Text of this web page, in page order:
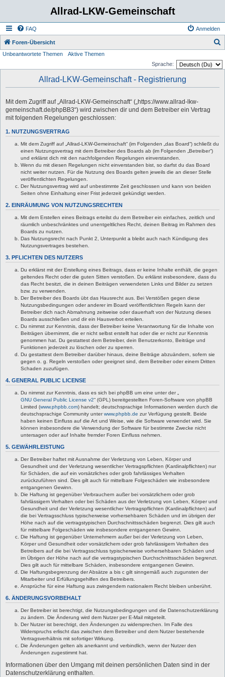
Allrad-LKW-Gemeinschaft
FAQ Anmelden
Foren-Übersicht
Unbeantwortete Themen
Aktive Themen
Sprache:
Allrad-LKW-Gemeinschaft - Registrierung
Mit dem Zugriff auf „Allrad-LKW-Gemeinschaft“ („https://www.allrad-lkw-
gemeinschaft.de/phpBB3“) wird zwischen dir und dem Betreiber ein Vertrag
mit folgenden Regelungen geschlossen:
1. NUTZUNGSVERTRAG
Mit dem Zugriff auf „Allrad-LKW-Gemeinschaft“ (im Folgenden „das Board“) schließt du
einen Nutzungsvertrag mit dem Betreiber des Boards ab (im Folgenden „Betreiber“)
und erklärst dich mit den nachfolgenden Regelungen einverstanden.
Wenn du mit diesen Regelungen nicht einverstanden bist, so darfst du das Board
nicht weiter nutzen. Für die Nutzung des Boards gelten jeweils die an dieser Stelle
veröffentlichten Regelungen.
Der Nutzungsvertrag wird auf unbestimmte Zeit geschlossen und kann von beiden
Seiten ohne Einhaltung einer Frist jederzeit gekündigt werden.
2. EINRÄUMUNG VON NUTZUNGSRECHTEN
Mit dem Erstellen eines Beitrags erteilst du dem Betreiber ein einfaches, zeitlich und
räumlich unbeschränktes und unentgeltliches Recht, deinen Beitrag im Rahmen des
Boards zu nutzen.
Das Nutzungsrecht nach Punkt 2, Unterpunkt a bleibt auch nach Kündigung des
Nutzungsvertrages bestehen.
3. PFLICHTEN DES NUTZERS
Du erklärst mit der Erstellung eines Beitrags, dass er keine Inhalte enthält, die gegen
geltendes Recht oder die guten Sitten verstoßen. Du erklärst insbesondere, dass du
das Recht besitzt, die in deinen Beiträgen verwendeten Links und Bilder zu setzen
bzw. zu verwenden.
Der Betreiber des Boards übt das Hausrecht aus. Bei Verstößen gegen diese
Nutzungsbedingungen oder anderer im Board veröffentlichten Regeln kann der
Betreiber dich nach Abmahnung zeitweise oder dauerhaft von der Nutzung dieses
Boards ausschließen und dir ein Hausverbot erteilen.
Du nimmst zur Kenntnis, dass der Betreiber keine Verantwortung für die Inhalte von
Beiträgen übernimmt, die er nicht selbst erstellt hat oder die er nicht zur Kenntnis
genommen hat. Du gestattest dem Betreiber, dein Benutzerkonto, Beiträge und
Funktionen jederzeit zu löschen oder zu sperren.
Du gestattest dem Betreiber darüber hinaus, deine Beiträge abzuändern, sofern sie
gegen o. g. Regeln verstoßen oder geeignet sind, dem Betreiber oder einem Dritten
Schaden zuzufügen.
4. GENERAL PUBLIC LICENSE
Du nimmst zur Kenntnis, dass es sich bei phpBB um eine unter der „
GNU General Public License v2“ (GPL) bereitgestellten Foren-Software von phpBB
Limited (www.phpbb.com) handelt; deutschsprachige Informationen werden durch die
deutschsprachige Community unterwww.phpbb.de zur Verfügung gestellt. Beide
haben keinen Einfluss auf die Art und Weise, wie die Software verwendet wird. Sie
können insbesondere die Verwendung der Software für bestimmte Zwecke nicht
untersagen oder auf Inhalte fremder Foren Einfluss nehmen.
5. GEWÄHRLEISTUNG
Der Betreiber haftet mit Ausnahme der Verletzung von Leben, Körper und
Gesundheit und der Verletzung wesentlicher Vertragspflichten (Kardinalpflichten) nur
für Schäden, die auf ein vorsätzliches oder grob fahrlässiges Verhalten
zurückzuführen sind. Dies gilt auch für mittelbare Folgeschäden wie insbesondere
entgangenen Gewinn.
Die Haftung ist gegenüber Verbrauchern außer bei vorsätzlichem oder grob
fahrlässigem Verhalten oder bei Schäden aus der Verletzung von Leben, Körper und
Gesundheit und der Verletzung wesentlicher Vertragspflichten (Kardinalpflichten) auf
die bei Vertragsschluss typischerweise vorhersehbaren Schäden und im übrigen der
Höhe nach auf die vertragstypischen Durchschnittsschäden begrenzt. Dies gilt auch
für mittelbare Folgeschäden wie insbesondere entgangenen Gewinn.
Die Haftung ist gegenüber Unternehmern außer bei der Verletzung von Leben,
Körper und Gesundheit oder vorsätzlichem oder grob fahrlässigem Verhalten des
Betreibers auf die bei Vertragsschluss typischerweise vorhersehbaren Schäden und
im Übrigen der Höhe nach auf die vertragstypischen Durchschnittsschäden begrenzt.
Dies gilt auch für mittelbare Schäden, insbesondere entgangenen Gewinn.
Die Haftungsbegrenzung der Absätze a bis c gilt sinngemäß auch zugunsten der
Mitarbeiter und Erfüllungsgehilfen des Betreibers.
Ansprüche für eine Haftung aus zwingendem nationalem Recht bleiben unberührt.
6. ÄNDERUNGSVORBEHALT
Der Betreiber ist berechtigt, die Nutzungsbedingungen und die Datenschutzerklärung
zu ändern. Die Änderung wird dem Nutzer per E-Mail mitgeteilt.
Der Nutzer ist berechtigt, den Änderungen zu widersprechen. Im Falle des
Widerspruchs erlischt das zwischen dem Betreiber und dem Nutzer bestehende
Vertragsverhältnis mit sofortiger Wirkung.
Die Änderungen gelten als anerkannt und verbindlich, wenn der Nutzer den
Änderungen zugestimmt hat.
Informationen über den Umgang mit deinen persönlichen Daten sind in der
Datenschutzerklärung enthalten.